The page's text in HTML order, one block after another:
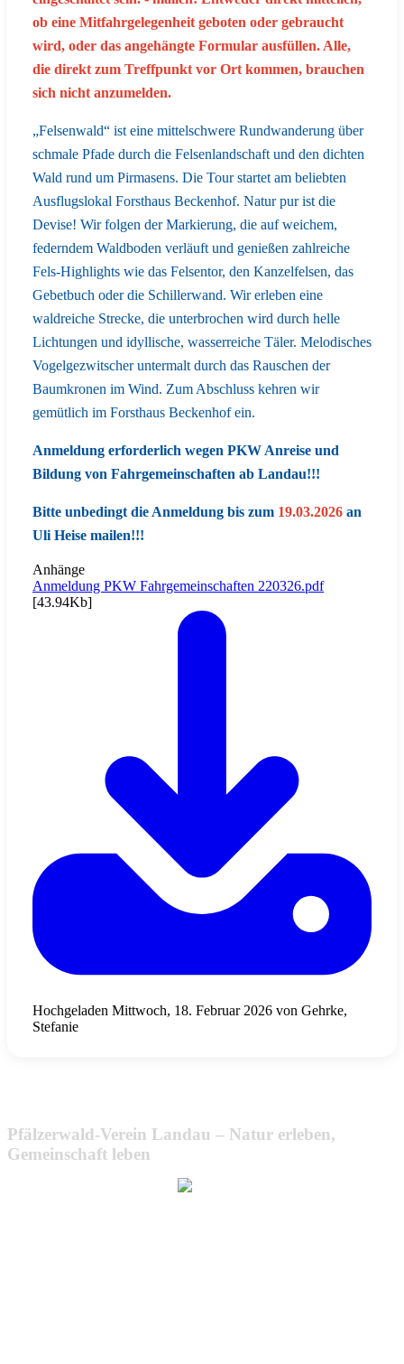
ob eine Mitfahrgelegenheit geboten oder gebraucht
wird, oder das angehängte Formular ausfüllen. Alle,
die direkt zum Treffpunkt vor Ort kommen, brauchen
sich nicht anzumelden.
„Felsenwald“ ist eine mittelschwere Rundwanderung über
schmale Pfade durch die Felsenlandschaft und den dichten
Wald rund um Pirmasens. Die Tour startet am beliebten
Ausflugslokal Forsthaus Beckenhof. Natur pur ist die
Devise! Wir folgen der Markierung, die auf weichem,
federndem Waldboden verläuft und genießen zahlreiche
Fels-Highlights wie das Felsentor, den Kanzelfelsen, das
Gebetbuch oder die Schillerwand. Wir erleben eine
waldreiche Strecke, die unterbrochen wird durch helle
Lichtungen und idyllische, wasserreiche Täler. Melodisches
Vogelgezwitscher untermalt durch das Rauschen der
Baumkronen im Wind. Zum Abschluss kehren wir
gemütlich im Forsthaus Beckenhof ein.
Anmeldung erforderlich wegen PKW Anreise und
Bildung von Fahrgemeinschaften ab Landau!!!
Bitte unbedingt die Anmeldung bis zum 19.03.2026 an
Uli Heise mailen!!!
Anhänge
Anmeldung PKW Fahrgemeinschaften 220326.pdf
[43.94Kb]
Hochgeladen Mittwoch, 18. Februar 2026 von Gehrke,
Stefanie
Pfälzerwald-Verein Landau – Natur erleben,
Gemeinschaft leben